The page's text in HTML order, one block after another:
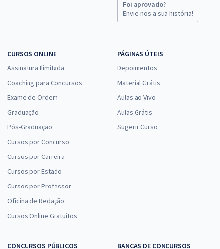
Foi aprovado?
Envie-nos a sua história!
CURSOS ONLINE
Assinatura Ilimitada
Coaching para Concursos
Exame de Ordem
Graduação
Pós-Graduação
Cursos por Concurso
Cursos por Carreira
Cursos por Estado
Cursos por Professor
Oficina de Redação
Cursos Online Gratuitos
PÁGINAS ÚTEIS
Depoimentos
Material Grátis
Aulas ao Vivo
Aulas Grátis
Sugerir Curso
CONCURSOS PÚBLICOS
BANCAS DE CONCURSOS